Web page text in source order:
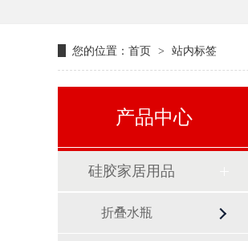
您的位置： 首页 > 站内标签
产品中心
硅胶家居用品
折叠水瓶